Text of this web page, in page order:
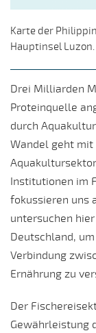
Karte der
Hauptinsel Luzon.
Drei Milliarden
Proteinquelle
durch
Wandel geht mit
Institutionen im
fokussieren uns
untersuchen
Deutschland,
Verbindung
Ernährung zu
Der
Gewährleistung